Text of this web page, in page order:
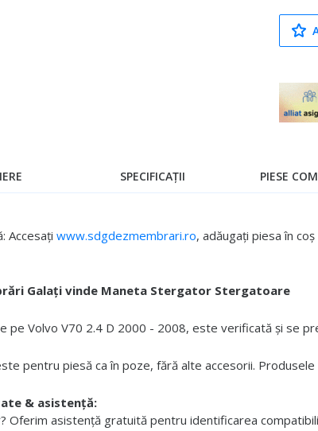
Accesați www.sdgdezmembrari.ro, adăugați piesa în
Galați vinde Maneta Stergator Stergatoare
pe Volvo V70 2.4 D 2000 - 2008, este verificată și se
pentru piesă ca în poze, fără alte accesorii.
& asistență:
Oferim asistență gratuită pentru identificarea
SPECIFICAȚII PIESE